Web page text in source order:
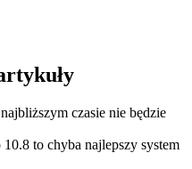
czasie nie będzie
10.8 to chyba najlepszy system